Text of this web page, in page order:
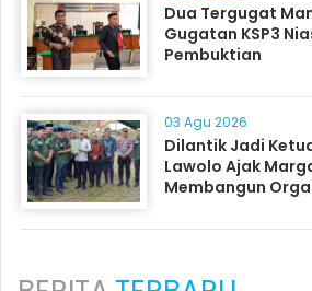
Dua Tergugat
Gugatan KSP3
Pembuktian
03 Agu 2026
Dilantik Jadi
Lawolo Ajak
Membangun